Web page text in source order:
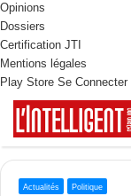
Opinions
Dossiers
Certification JTI
Mentions légales
Play Store Se Connecter
Actualités Politique